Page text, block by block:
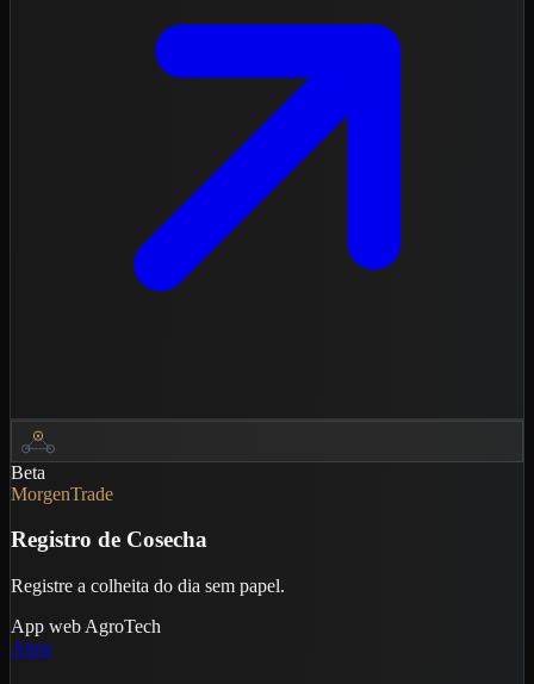
Beta
MorgenTrade
Registro de Cosecha
Registre a colheita do dia sem papel.
App web AgroTech
Abrir